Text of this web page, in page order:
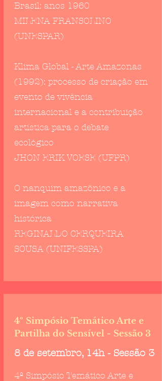
Brasil: anos 1960
MILENA FRANSOLINO
(UNESPAR)
Klima Global - Arte Amazonas
(1992): processo de criação em
evento de vivência
internacional e a contribuição
artística para o debate
ecológico
JHON ERIK VOESE (UFPR)
O nanquim amazônico e a
imagem como narrativa
histórica
REGINALDO CERQUEIRA
SOUSA (UNIFESSPA)
4º Simpósio Temático Arte e
Partilha do Sensível - Sessão 3
8 de setembro, 14h - Sessão 3
4º Simpósio Temático Arte e